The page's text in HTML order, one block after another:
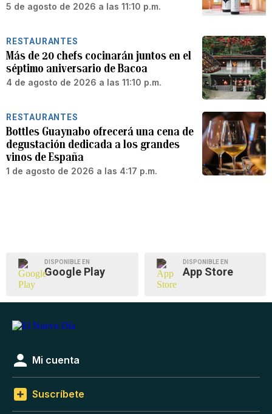
5 de agosto de 2026 a las 11:10 p.m.
RESTAURANTES
Más de 20 chefs cocinarán juntos en el
séptimo aniversario de Bacoa
4 de agosto de 2026 a las 11:10 p.m.
RESTAURANTES
Bottles Guaynabo ofrecerá una cena de
degustación dedicada a los grandes
vinos de España
1 de agosto de 2026 a las 4:17 p.m.
DISPONIBLE EN
Google Play
DISPONIBLE EN
App Store
Mi cuenta
Suscríbete